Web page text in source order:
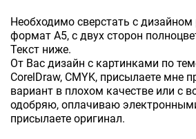
Необходимо сверстать с
формат А5, с двух сторон
Текст ниже.
От Вас дизайн с картинками по
CorelDraw, CMYK, присылаете мне
вариант в плохом качестве или с
одобряю, оплачиваю
присылаете оригинал.